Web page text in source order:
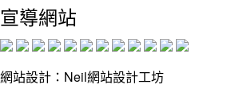
宣導網站
網站設計：Neil網站設計工坊